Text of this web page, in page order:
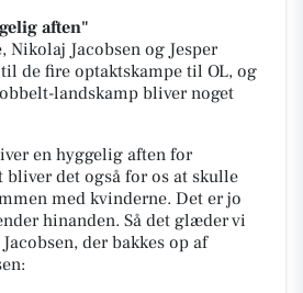
aften"
Nikolaj Jacobsen og Jesper
de fire optaktskampe til OL, og
landskamp bliver noget
en hyggelig aften for
bliver det også for os at skulle
med kvinderne. Det er jo
hinanden. Så det glæder vi
der bakkes op af